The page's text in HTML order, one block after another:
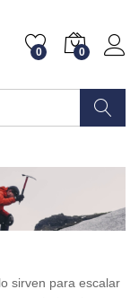
0 0
sirven para escalar